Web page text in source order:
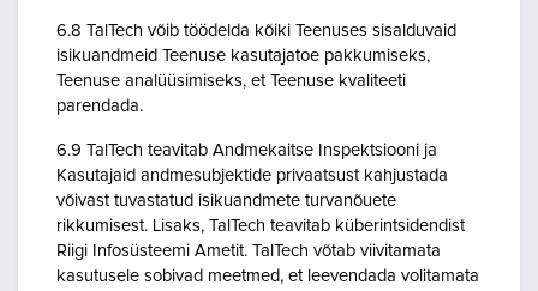
6.8 TalTech võib töödelda kõiki Teenuses sisalduvaid
isikuandmeid Teenuse kasutajatoe pakkumiseks,
Teenuse analüüsimiseks, et Teenuse kvaliteeti
parendada.
6.9 TalTech teavitab Andmekaitse Inspektsiooni ja
Kasutajaid andmesubjektide privaatsust kahjustada
võivast tuvastatud isikuandmete turvanõuete
rikkumisest. Lisaks, TalTech teavitab küberintsidendist
Riigi Infosüsteemi Ametit. TalTech võtab viivitamata
kasutusele sobivad meetmed, et leevendada volitamata